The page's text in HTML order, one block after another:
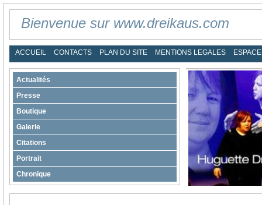
Bienvenue sur www.dreikaus.com
ACCUEIL CONTACTS PLAN DU SITE MENTIONS LEGALES
Actualités
Presse
Boutique
Galerie
Citations
Portrait
Chronique